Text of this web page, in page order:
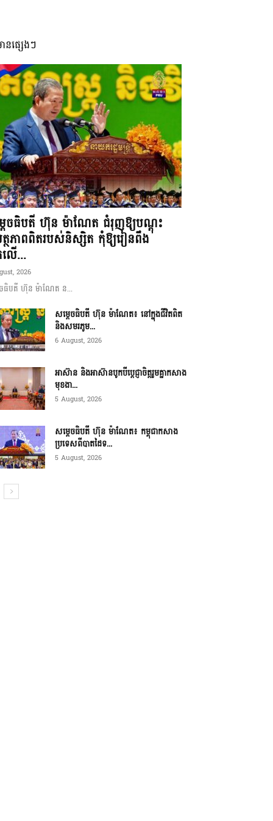
នផ្សេងៗ
េចធិបតី ហ៊ុន ម៉ាណែត ជំរុញឱ្យបណ្តុះ
ថភាពពិតរបស់និស្សិត កុំឱ្យរៀនពឹង
លើ...
2026
ធិបតី ហ៊ុន ម៉ាណែត ន...
សម្តេចធិបតី ហ៊ុន ម៉ាណែត៖ នៅក្នុងជីវិតពិត
និងសមរភូម...
6 August, 2026
អាស៊ាន និងអាស៊ានបូកបីប្តេជ្ញាចិត្តរួមគ្នាកសាង
មុខងា...
5 August, 2026
សម្ដេចធិបតី ហ៊ុន ម៉ាណែត៖ កម្ពុជាកសាង
ប្រទេសពីបាតដៃទ...
5 August, 2026